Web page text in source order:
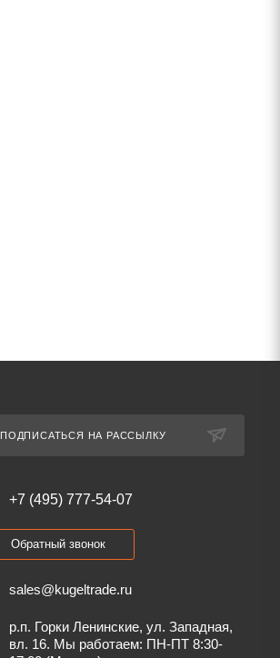
ПОДПИСАТЬСЯ НА РАССЫЛКУ
+7 (495) 777-54-07
Обратный звонок
sales@kugeltrade.ru
р.п. Горки Ленинские, ул. Западная,
вл. 16. Мы работаем: ПН-ПТ 8:30-